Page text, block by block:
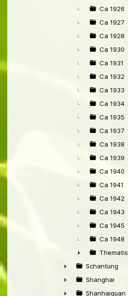
Ca 1926
Ca 1927
Ca 1928
Ca 1930
Ca 1931
Ca 1932
Ca 1933
Ca 1934
Ca 1935
Ca 1937
Ca 1938
Ca 1939
Ca 1940
Ca 1941
Ca 1942
Ca 1943
Ca 1945
Ca 1948
►
►
Schantung
►
Shanghai
Shanhaiguan